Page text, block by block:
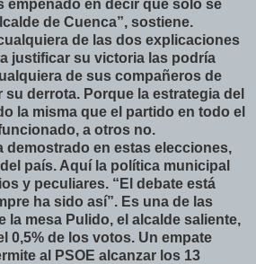
empeñado en decir que solo se
de Cuenca”, sostiene.
de las dos explicaciones
justificar su victoria las podría
de sus compañeros de
derrota. Porque la estrategia del
la misma que el partido en todo el
a otros no.
demostrado en estas elecciones,
país. Aquí la política municipal
y peculiares. “El debate está
ha sido así”. Es una de las
la mesa Pulido, el alcalde saliente,
0,5% de los votos. Un empate
al PSOE alcanzar los 13